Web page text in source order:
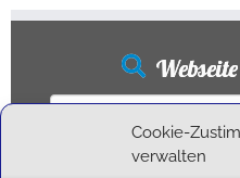
Cookie-
verwalten
Suchen